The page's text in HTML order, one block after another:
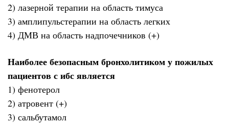
2) лазерной терапии на область тимуса
3) амплипульстерапии на область легких
4) ДМВ на область надпочечников (+)
Наиболее безопасным бронхолитиком у пожилых
пациентов с ибс является
1) фенотерол
2) атровент (+)
3) сальбутамол